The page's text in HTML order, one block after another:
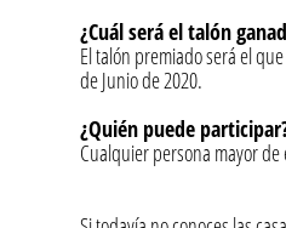
¿Cuál será el talón
El talón premiado será el
de Junio de 2020.
¿Quién puede
Cualquier persona mayor